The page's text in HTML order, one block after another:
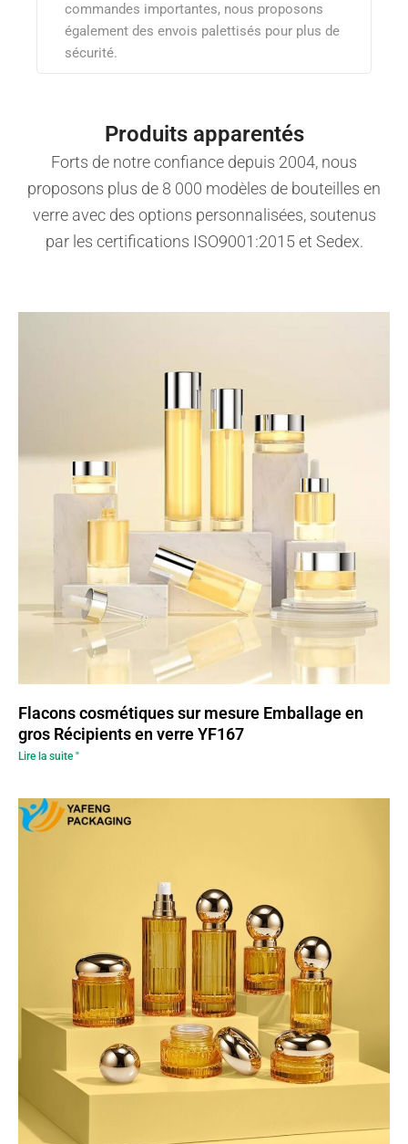
commandes importantes, nous proposons
également des envois palettisés pour plus de
sécurité.
Produits apparentés
Forts de notre confiance depuis 2004, nous
proposons plus de 8 000 modèles de bouteilles en
verre avec des options personnalisées, soutenus
par les certifications ISO9001:2015 et Sedex.
Flacons cosmétiques sur mesure Emballage en
gros Récipients en verre YF167
Lire la suite "